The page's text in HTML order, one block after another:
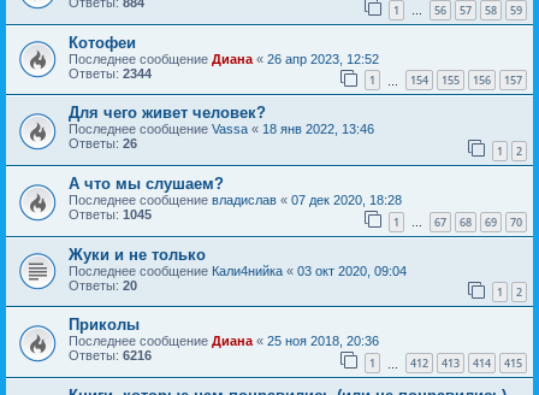
1 … 56 57 58 59
Котофеи
Последнее сообщение Диана « 26 апр 2023, 12:52
Ответы: 2344 1 154 155 156 157
Для чего живет человек?
Последнее сообщение Vassa « 18 янв 2022, 13:46
Ответы: 26 1 2
А что мы слушаем?
Последнее сообщение владислав « 07 дек 2020, 18:28
Ответы: 1045 1 … 67 68 69 70
Жуки и не только
Последнее сообщение Кали4нийка « 03 окт 2020, 09:04
Ответы: 20 1 2
Приколы
Последнее сообщение Диана« 25 ноя 2018, 20:36
Ответы: 6216 1 412 413 414 415